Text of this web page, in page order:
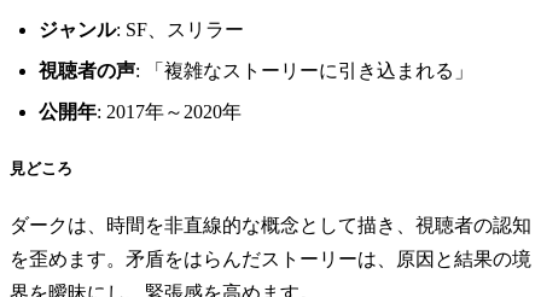
ジャンル: SF、スリラー
視聴者の声: 「複雑なストーリーに引き込まれる」
公開年: 2017年～2020年
見どころ
ダークは、時間を非直線的な概念として描き、視聴者の認知
を歪めます。矛盾をはらんだストーリーは、原因と結果の境